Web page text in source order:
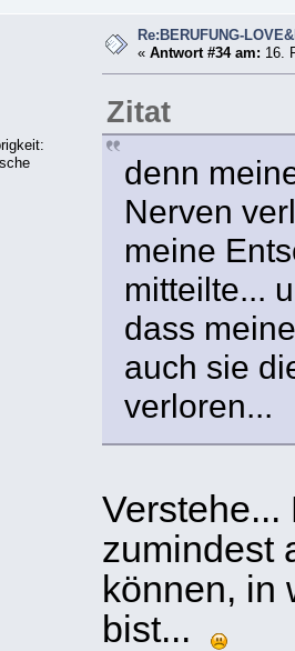
Re:BERUFUNG-
«Antwort #34 am: 16.
Zitat
denn
Nerven
meine
mitteilte...
dass
auch sie
verloren...
Verstehe...
zumindest
können, in
bist...